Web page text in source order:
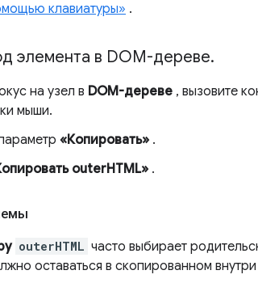
клавиатуры» .
элемента в DOM-дереве.
на узел в DOM-дереве , вызовите
мыши.
«Копировать» .
outerHTML» .
outerHTML часто выбирает
оставаться в скопированном внутри